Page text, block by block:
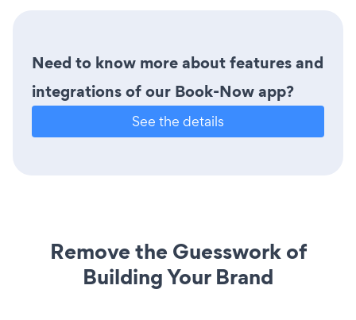
Need to know more about features and
integrations of our Book-Now app?
See the details
Remove the Guesswork of
Building Your Brand